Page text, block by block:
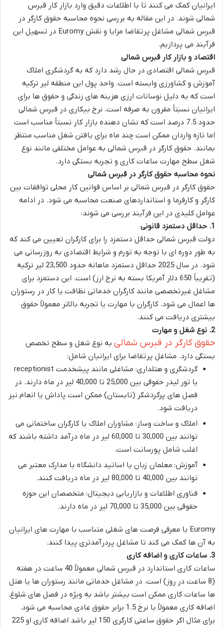
ایرانیان کمک می کنند تا با اطلاعات دقیق وارد بازار کار قبرس
شمالی شوند. در این مقاله به بررسی نحوه محاسبه حقوق کارگر در
قبرس شمالی مشاغل پرتقاضا مزایا و نقشEuromy در تسهیل این
فرآیند می پردازیم.
اقتصاد و بازار کار قبرس شمالی
قبرس شمالی اقتصادی در حال رشد دارد که به گردشگری املاک
آموزش و کشاورزی وابسته است. واحد پول این منطقه لیر ترکیه
است که به دلیل نوسانات ارزی هزینه های زندگی و حقوق ها برای
ایرانیان نسبتاً مقرون به صرفه است. نرخ بیکاری در قبرس شمالی
حدود 7.5 درصد است که نشان دهنده بازار کار نسبتاً مناسب است
اما تازه واردان ممکن است چند ماه برای یافتن شغل مناسب منتظر
بمانند. حقوق کارگر در قبرس شمالی به عوامل مختلفی مانند نوع
شغل سطح مهارت ساعات کاری و تجربه بستگی دارد.
نحوه محاسبه حقوق کارگر در قبرس شمالی
حقوق کارگر در قبرس شمالی بر اساس قوانین کار محلی توافقات بین
کارگر و کارفرما و استانداردهای صنعت محاسبه می شود. در ادامه
عوامل کلیدی در این فرآیند بررسی می شوند:
1. حداقل دستمزد قانونی
دولت قبرس شمالی حداقل دستمزد را برای کارگران تعیین می کند که
به طور دوره ای با توجه به تورم و شرایط اقتصادی به روزرسانی می
شود. در سال 2025 حداقل دستمزد ماهانه حدود
23,500 لیر ترکیه
(تقریباً 650 دلار آمریکا بسته به نرخ ارز) است. این دستمزد برای
مشاغل غیرتخصصی مانند کارگران خدماتی نظافت یا کار در رستوران
ها اعمال می شود. کارگران با مهارت یا تجربه بالاتر معمولاً حقوق
بیشتری دریافت می کنند.
2. نوع شغل و مهارت
حقوق کارگر در قبرس شمالی به نوع شغل و سطح تخصص
بستگی دارد. مشاغل پرتقاضا برای ایرانیان شامل:
گردشگری و هتلداری
: مشاغلی مانند پیشخدمت receptionist
یا تور لیدر حقوقی بین 25,000 تا 40,000 لیر در ماه دارند. در
فصل های پرگردشگر (تابستان) ممکن است پاداش یا انعام نیز
دریافت شود.
املاک و ساخت وساز : مشاوران املاک یا کارگران ساختمانی می
توانند بین 30,000 تا 60,000 لیر در ماه درآمد داشته باشند که
اغلب شامل پورسانت است.
آموزش: معلمان زبان یا اساتید دانشگاه با مدارک معتبر می
توانند بین 40,000 تا 80,000 لیر در ماه دریافت کنند.
فناوری اطلاعات و بازاریابی دیجیتال: متخصصان این حوزه
حقوقی بین 35,000 تا 70,000 لیر در ماه دارند.
Euromy با معرفی فرصت های شغلی متناسب با مهارت های ایرانیان
به آن ها کمک می کند تا مشاغل پردرآمدتری پیدا کنند.
3. ساعات کاری و اضافه کاری
ساعات کاری استاندارد در قبرس شمالی معمولاً 40 ساعت در هفته
(8 ساعت در روز) است. در مشاغل خدماتی مانند رستوران ها یا هتل
ها ساعات کاری ممکن است بیشتر باشد به ویژه در فصل های شلوغ.
اضافه کاری معمولاً با نرخ 1.5 برابر حقوق عادی محاسبه می شود.
برای مثال اگر حقوق ساعتی کارگری 150 لیر باشد اضافه کاری او 225